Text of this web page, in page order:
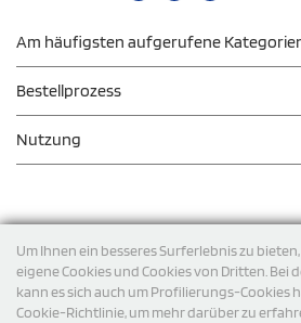
Um Ihnen ein besseres Surferlebnis zu
eigene Cookies und Cookies von Dritten. Bei
kann es sich auch um Profilierungs-Cookies
Cookie-Richtlinie, um mehr darüber zu
Am häufigsten aufgerufene
Bestellprozess
Nutzung
Versand